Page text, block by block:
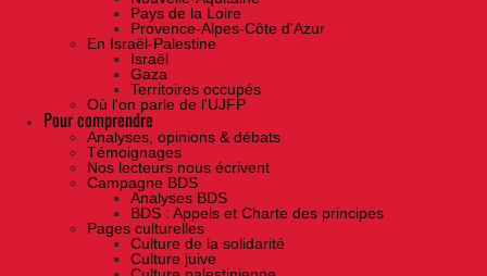
Pays de la Loire
Provence-Alpes-Côte d'Azur
En Israël-Palestine
Israël
Gaza
Territoires occupés
Où l'on parle de l'UJFP
Pour comprendre
Analyses, opinions & débats
Témoignages
Nos lecteurs nous écrivent
Campagne BDS
Analyses BDS
BDS : Appels et Charte des principes
Pages culturelles
Culture de la solidarité
Culture juive